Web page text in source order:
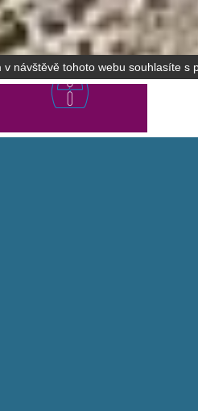
v návštěvě tohoto webu souhlasíte